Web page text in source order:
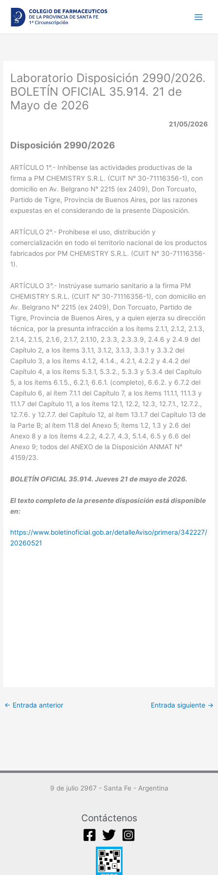
contenido
Laboratorio Disposición 2990/2026.
BOLETÍN OFICIAL 35.914. 21 de
Mayo de 2026
21/05/2026
Disposición 2990/2026
ARTÍCULO 1°.- Inhíbense las actividades productivas de la
firma a PM CHEMISTRY S.R.L. (CUIT N° 30-71116356-1), con
domicilio en Av. Belgrano N° 2215 (ex 2409), Don Torcuato,
Partido de Tigre, Provincia de Buenos Aires, por las razones
expuestas en el considerando de la presente Disposición.
ARTÍCULO 2°.- Prohibese el uso, distribución y
comercialización en todo el territorio nacional de los productos
fabricados por PM CHEMISTRY S.R.L. (CUIT N° 30-71116356-
1).
ARTÍCULO 3°.- Instrúyase sumario sanitario a la firma PM
CHEMISTRY S.R.L. (CUIT N° 30-71116356-1), con domicilio en
Av. Belgrano N° 2215 (ex 2409), Don Torcuato, Partido de
Tigre, Provincia de Buenos Aires, y a quien ejerza su dirección
técnica, por la presunta infracción a los ítems 2.1.1, 2.1.2, 2.1.3,
2.1.4, 2.1.5, 2.1.6, 2.1.7, 2.1.10, 2.3.3, 2.3.3.9, 2.4.6 y 2.4.9 del
Capítulo 2, a los ítems 3.1.1, 3.1.2, 3.1.3, 3.3.1 y 3.3.2 del
Capítulo 3, a los ítems 4.1.2, 4.1.4., 4.2.1, 4.2.2 y 4.4.2 del
Capítulo 4, a los ítems 5.3.1, 5.3.2., 5.3.3 y 5.3.4 del Capítulo
5, a los ítems 6.1.5., 6.2.1, 6.6.1. (completo), 6.6.2. y 6.7.2 del
Capítulo 6, al ítem 7.1.1 del Capítulo 7, a los ítems 11.1.1, 11.1.3 y
11.1.7 del Capítulo 11, a los ítems 12.1, 12.2, 12.3, 12.7.1., 12.7.2.,
12.7.6. y 12.7.7. del Capítulo 12, al ítem 13.1.7 del Capítulo 13 de
la Parte B; al ítem 11.8 del Anexo 5; ítems 1.2, 1.3 y 2.6 del
Anexo 8 y a los ítems 4.2.2, 4.2.7, 4.3, 5.1.4, 6.5 y 6.6 del
Anexo 9; todos del ANEXO de la Disposición ANMAT N°
4159/23.
BOLETÍN OFICIAL 35.914. Jueves 21 de mayo de 2026.
El texto completo de la presente disposición está disponible
en:
https://www.boletinoficial.gob.ar/detalleAviso/primera/342227/
20260521
← Entrada anterior Entrada siguiente →
9 de julio 2967 - Santa Fe - Argentina
Contáctenos